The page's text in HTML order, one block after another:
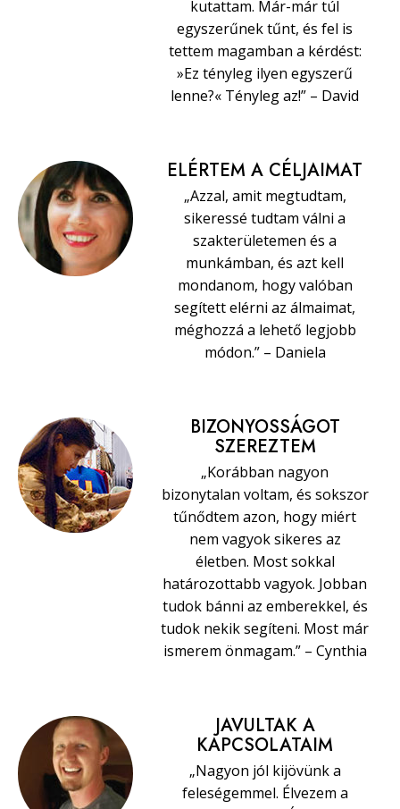
kutattam. Már-már túl
egyszerűnek tűnt, és fel is
tettem magamban a kérdést:
»Ez tényleg ilyen egyszerű
lenne?« Tényleg az!” – David
ELÉRTEM A CÉLJAIMAT
„Azzal, amit megtudtam,
sikeressé tudtam válni a
szakterületemen és a
munkámban, és azt kell
mondanom, hogy valóban
segített elérni az álmaimat,
méghozzá a lehető legjobb
módon.” – Daniela
BIZONYOSSÁGOT
SZEREZTEM
„Korábban nagyon
bizonytalan voltam, és sokszor
tűnődtem azon, hogy miért
nem vagyok sikeres az
életben. Most sokkal
határozottabb vagyok. Jobban
tudok bánni az emberekkel, és
tudok nekik segíteni. Most már
ismerem önmagam.” – Cynthia
JAVULTAK A
KAPCSOLATAIM
„Nagyon jól kijövünk a
feleségemmel. Élvezem a